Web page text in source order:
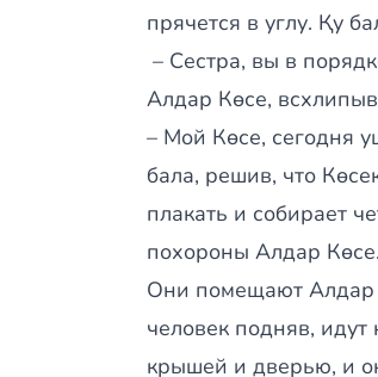
прячется в углу. Қу
– Сестра, вы в
Алдар Көсе,
– Мой Көсе, сегодня
бала, решив, что
плакать и собирает
похороны Алдар
Они помещают Алдар
человек подняв,
крышей и дверью, и